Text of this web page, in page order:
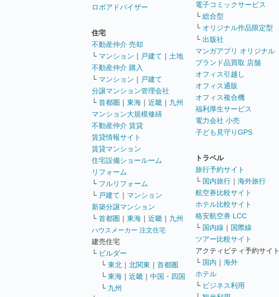
ロボアドバイザー
住宅
不動産仲介 売却
└ マンション ｜ 戸建て ｜ 土地
不動産仲介 購入
└ マンション ｜ 戸建て
分譲マンション管理会社
└ 首都圏 ｜ 東海 ｜ 近畿 ｜ 九州
マンション大規模修繕
不動産仲介 賃貸
賃貸情報サイト
賃貸マンション
住宅設備ショールーム
リフォーム
└ フルリフォーム
└ 戸建て ｜ マンション
新築分譲マンション
└ 首都圏 ｜ 東海 ｜ 近畿 ｜ 九州
ハウスメーカー 注文住宅
建売住宅
└ ビルダー
└ 東北 ｜ 北関東 ｜ 首都圏
└ 東海 ｜ 近畿 ｜ 中国・四国
└ 九州
電子コミックサービス
└ 総合型
└ オリジナル作品限定型
└ 出版社
マンガアプリ オリジナル
ブランド品買取 店舗
オフィス引越し
オフィス通販
オフィス複合機
福利厚生サービス
電力会社 小売
子ども見守りGPS
トラベル
旅行予約サイト
└ 国内旅行 ｜ 海外旅行
航空券比較サイト
ホテル比較サイト
格安航空券 LCC
└ 国内線 ｜ 国際線
ツアー比較サイト
アクティビティ予約サイト
└ 国内 ｜ 海外
ホテル
└ ビジネス利用